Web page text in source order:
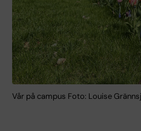
Vår på campus Foto: Louise